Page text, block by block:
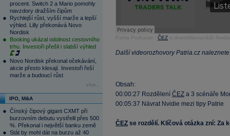
procent. Switch 2 a Mario pomohly
navzdory dražším čipům
Rychlejší růst, vyšší marže a lepší
výhled. Lilly překonává Novo
Nordisk
Booking ukázal odolnost cestovního
trhu. Investoři přešli i slabší výhled
Novo Nordisk překonal očekávání,
akcie přesto klesají. Investoři řeší
marže a budoucí růst
více...
IPO, M&A
Čínský čipový gigant CXMT při
burzovním debutu vystřelil přes 500
%. Překonal i největší banku země
Stát by mohl dát na burzu až 40
Patria Podcasts ČEZ a diverzifikovanější Nvidia"
Další videorozhovory Patria.cz
Obsah:
00:00:27 Rozdělení ČEZ a 3 scénáře
00:05:37 Návrat Nvidie mezi tipy Patrie
ČEZ se rozdělí. Klíčová otázka zní: Za